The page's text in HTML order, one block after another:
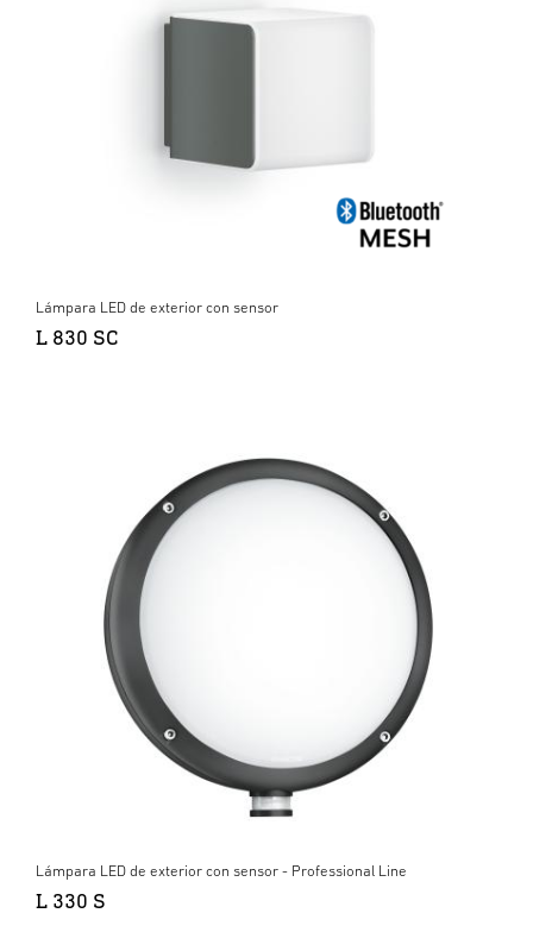
Lámpara LED de exterior con sensor
L 830 SC
Lámpara LED de exterior con sensor - Professional Line
L 330 S